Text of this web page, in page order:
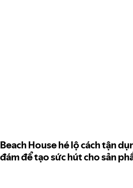
Beach House hé lộ cách tận
đám để tạo sức hút cho sản